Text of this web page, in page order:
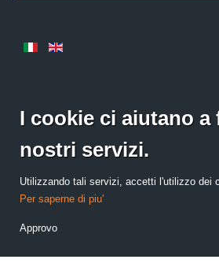
I cookie ci aiutano a
nostri servizi.
Utilizzando tali servizi, accetti l'utilizzo dei
Per saperne di piu'
Approvo